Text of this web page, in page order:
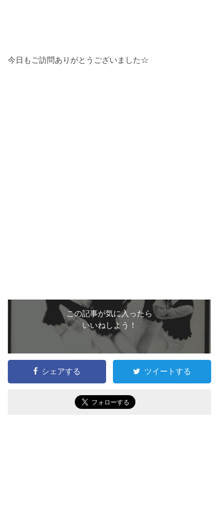
今日もご訪問ありがとうございました☆
この記事が気に入ったら
いいねしよう！
シェアする ツイートする